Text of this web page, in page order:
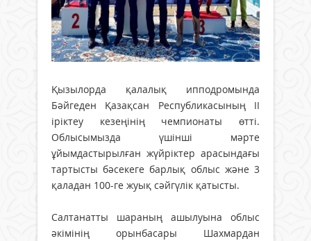
Қызылорда қалалық ипподромында
Бәйгеден Қазақсан Республикасының ІІ
іріктеу кезеңінің чемпионаты өтті.
Облысымызда үшінші мәрте
ұйымдастырылған жүйріктер арасындағы
тартысты бәсекеге барлық облыс және 3
қаладан 100-ге жуық сәйгүлік қатысты.
Салтанатты шараның ашылуына облыс
әкімінің орынбасары Шахмардан